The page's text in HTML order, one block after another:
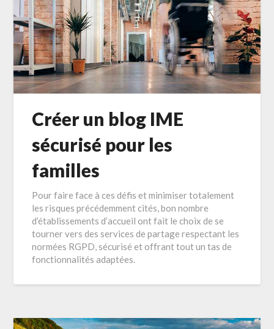
Créer un blog IME
sécurisé pour les
familles
Pour faire face à ces défis et minimiser totalement
les risques précédemment cités, bon nombre
d’établissements d’accueil ont fait le choix de se
tourner vers des services de partage respectant les
normées RGPD, sécurisé et offrant tout un tas de
fonctionnalités adaptées.